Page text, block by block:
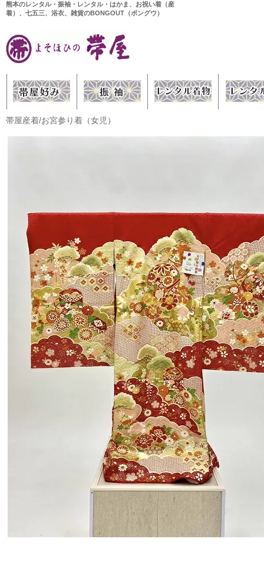
熊本のレンタル・振袖・レンタル・はかま、お祝い着（産
着）、七五三、浴衣、雑貨のBONGOUT（ボングウ）
帯屋産着/お宮参り着（女児）